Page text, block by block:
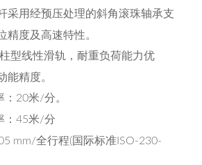
采用经预压处理的斜角滚珠轴承支
精度及高速特性。
型线性滑轨，耐重负荷能力优
能精度。
：20米/分。
：45米/分
mm/全行程(国际标准ISO-230-